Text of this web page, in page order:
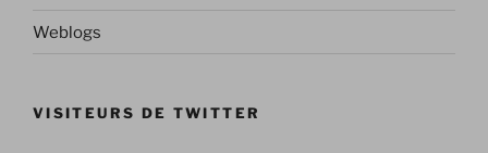
Weblogs
VISITEURS DE TWITTER